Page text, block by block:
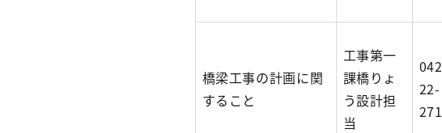
橋梁工事の計画に関
すること
工事第一
課橋りょ
う設計担
当
22-